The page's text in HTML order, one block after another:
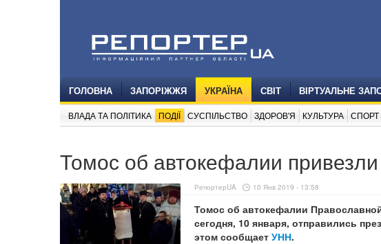
ГОЛОВНА ЗАПОРІЖЖЯ УКРАЇНА СВІТ ВІРТУАЛЬНЕ
ВЛАДА ТА ПОЛІТИКА ПОДІЇ СУСПІЛЬСТВО ЗДОРОВ'Я КУЛЬТУРА СПОРТ
Томос об автокефалии
РепортерUA 10 Янв 2019 - 13:58
Томос об автокефалии
сегодня, 10 января, отправились
этом сообщает УНН.